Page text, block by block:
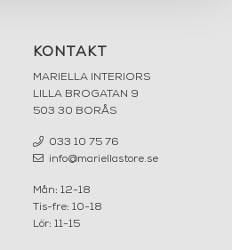
KONTAKT
MARIELLA INTERIORS
LILLA BROGATAN 9
503 30 BORÅS
033 10 75 76
info@mariellastore.se
Mån: 12-18
Tis-fre: 10-18
Lör: 11-15